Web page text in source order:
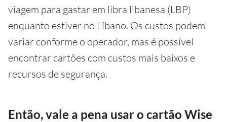
viagem para gastar em libra libanesa (LBP)
enquanto estiver no Líbano. Os custos podem
variar conforme o operador, mas é possível
encontrar cartões com custos mais baixos e
recursos de segurança.
Então, vale a pena usar o cartão Wise